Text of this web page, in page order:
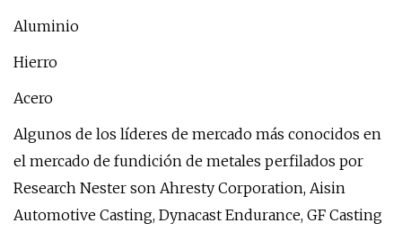
Aluminio
Hierro
Acero
Algunos de los líderes de mercado más conocidos en
el mercado de fundición de metales perfilados por
Research Nester son Ahresty Corporation, Aisin
Automotive Casting, Dynacast Endurance, GF Casting